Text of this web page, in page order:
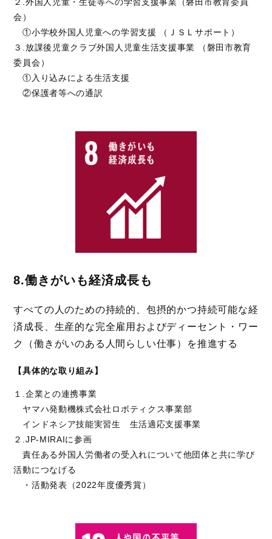
会）
①小学校外国人児童への学習支援 （ＪＳＬサポート）
３.放課後児童クラブ外国人児童生活支援事業 （磐田市教育
委員会）
①入り込みによる生活支援
②保護者等への通訳
8.働きがいも経済成長も
すべての人のための持続的、包摂的かつ持続可能な経
済成長、生産的な完全雇用およびディーセント・ワー
ク（働きがいのある人間らしい仕事）を推進する
【具体的な取り組み】
１.企業との連携事業
ヤマハ発動機株式会社ロボティクス事業部
インドネシア技能実習生 生活適応支援事業
２.JP-MIRAIに参画
責任ある外国人労働者の受入れについて他団体と共に学び
活動につなげる
・活動発表（2022年度優秀賞）